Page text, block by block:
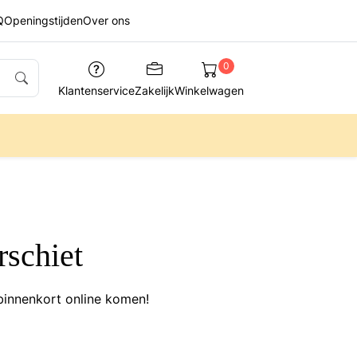
OpeningstijdenOver ons
KlantenserviceZakelijkWinkelwagen
0
online komen!